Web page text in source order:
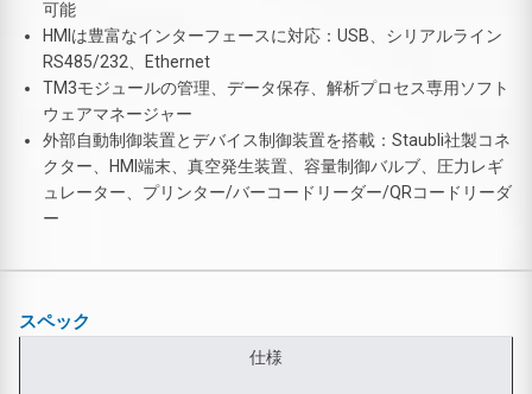
可能
HMIは豊富なインターフェースに対応：USB、シリアルライン
RS485/232、Ethernet
TM3モジュールの管理、データ保存、解析プロセス専用ソフト
ウェアマネージャー
外部自動制御装置とデバイス制御装置を搭載：Staubli社製コネ
クター、HMI端末、真空発生装置、容量制御バルブ、圧力レギ
ュレーター、プリンター/バーコードリーダー/QRコードリーダ
ー
スペック
仕様